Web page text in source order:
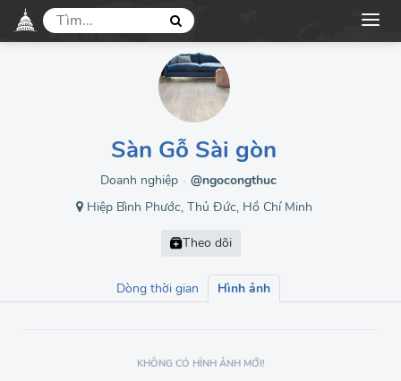
Sàn Gỗ Sài gòn
Doanh nghiệp ●
@ngocongthuc
Hiệp Bình Phước, Thủ Đức, Hồ Chí Minh
Dòng thời gian Hình ảnh
KHÔNG CÓ HÌNH ẢNH MỚI!